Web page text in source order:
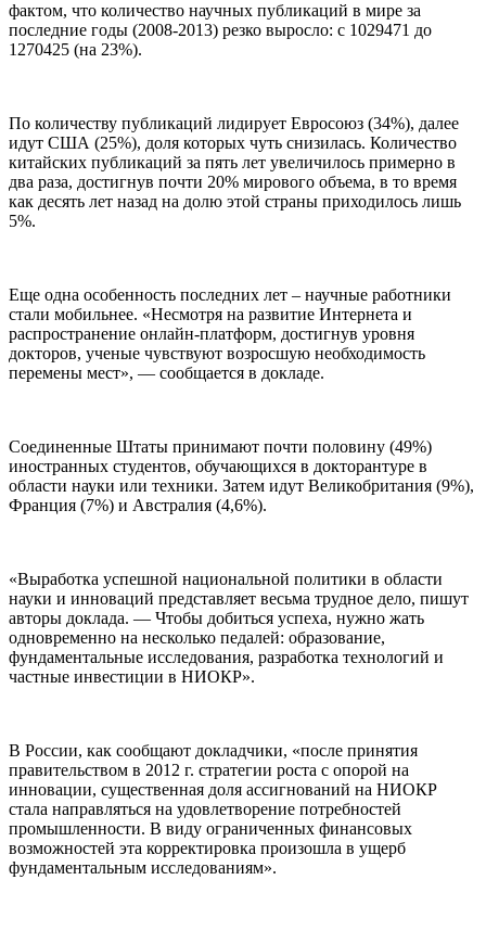
фактом, что количество научных публикаций в мире за
последние годы (2008-2013) резко выросло: с 1029471 до
1270425 (на 23%).
По количеству публикаций лидирует Евросоюз (34%), далее
идут США (25%), доля которых чуть снизилась. Количество
китайских публикаций за пять лет увеличилось примерно в
два раза, достигнув почти 20% мирового объема, в то время
как десять лет назад на долю этой страны приходилось лишь
5%.
Еще одна особенность последних лет – научные работники
стали мобильнее. «Несмотря на развитие Интернета и
распространение онлайн-платформ, достигнув уровня
докторов, ученые чувствуют возросшую необходимость
перемены мест», — сообщается в докладе.
Соединенные Штаты принимают почти половину (49%)
иностранных студентов, обучающихся в докторантуре в
области науки или техники. Затем идут Великобритания (9%),
Франция (7%) и Австралия (4,6%).
«Выработка успешной национальной политики в области
науки и инноваций представляет весьма трудное дело, пишут
авторы доклада. — Чтобы добиться успеха, нужно жать
одновременно на несколько педалей: образование,
фундаментальные исследования, разработка технологий и
частные инвестиции в НИОКР».
В России, как сообщают докладчики, «после принятия
правительством в 2012 г. стратегии роста с опорой на
инновации, существенная доля ассигнований на НИОКР
стала направляться на удовлетворение потребностей
промышленности. В виду ограниченных финансовых
возможностей эта корректировка произошла в ущерб
фундаментальным исследованиям».